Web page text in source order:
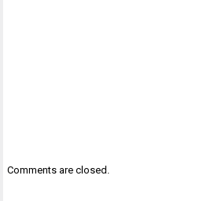
Comments are closed.